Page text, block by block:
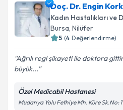
Doç. Dr. Yakup Yalçıniçin
oluşturun. Size bu
takvim hazırlandığında e-
Kişisel verilerimin
Metni'ni okudum ve
Doç. Dr. Engin
Kadın Hastalıkları ve
Bursa, Nilüfer
5 (4 Değerlendirme)
Ağrılı regl şikayeti ile doktora
büyük...
Özel Medicabil Hastanesi
Mudanya Yolu Fethiye Mh. Küre Sk.No: